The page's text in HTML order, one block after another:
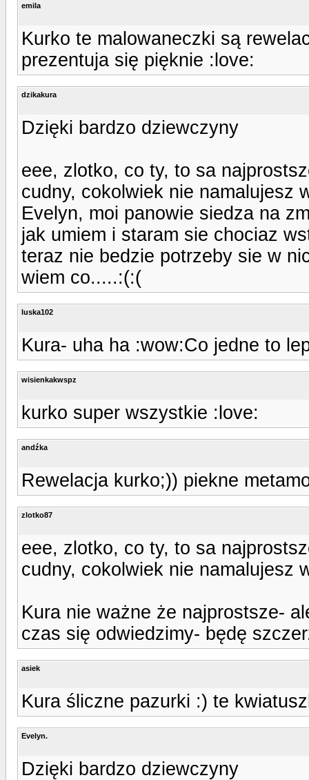
emila
Kurko te malowaneczki są
prezentuja się pięknie :love:
dzikakura
Dzięki bardzo dziewczyny
eee, zlotko, co ty, to sa
cudny, cokolwiek nie namalujesz
Evelyn, moi panowie siedza na
jak umiem i staram sie chociaz
teraz nie bedzie potrzeby sie w
wiem co.....:(:(
luska102
Kura- uha ha :wow:Co jedne to
wisienkakwspz
kurko super wszystkie :love:
andźka
Rewelacja kurko;)) piekne
zlotko87
eee, zlotko, co ty, to sa
cudny, cokolwiek nie namalujesz
Kura nie ważne że najprostsze-
czas się odwiedzimy- będę
asiek
Kura śliczne pazurki :) te
Evelyn.
Dzięki bardzo dziewczyny